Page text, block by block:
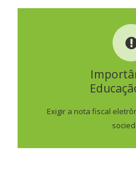
Exigir a nota fiscal
SAIBA